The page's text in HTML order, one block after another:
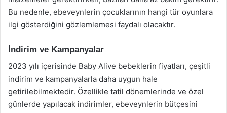
Bu nedenle, ebeveynlerin çocuklarının hangi tür oyunlara
ilgi gösterdiğini gözlemlemesi faydalı olacaktır.
İndirim ve Kampanyalar
2023 yılı içerisinde Baby Alive bebeklerin fiyatları, çeşitli
indirim ve kampanyalarla daha uygun hale
getirilebilmektedir. Özellikle tatil dönemlerinde ve özel
günlerde yapılacak indirimler, ebeveynlerin bütçesini